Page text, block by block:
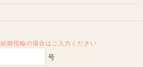
結婚指輪の場合はご入力ください
号